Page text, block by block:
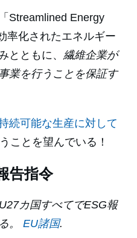
Streamlined Energy
率化されたエネルギー
とともに、 繊維企業が
業を行うことを保証す
続可能な生産に対して
ことを望んでいる！
告指令
カ国すべてでESG報
。 EU諸国.